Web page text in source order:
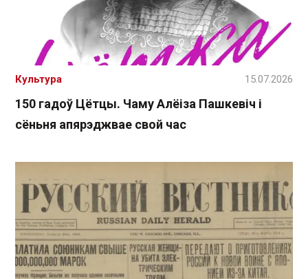
150 гадоў Цётцы. Чаму Алёіза Пашкевіч і
сёньня апярэджвае свой час
Культура 15.07.2026